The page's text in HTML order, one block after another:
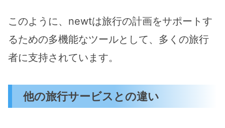
このように、newtは旅行の計画をサポートす
るための多機能なツールとして、多くの旅行
者に支持されています。
他の旅行サービスとの違い